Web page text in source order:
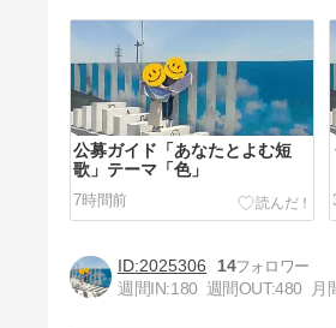
公募ガイド「あなたとよむ短
歌」テーマ「色」
7時間前
2025306
14
週間IN:180 週間OUT:480 月